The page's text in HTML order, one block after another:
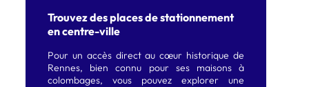
Trouvez des places de stationnement
en centre-ville
Pour un accès direct au cœur historique de
Rennes, bien connu pour ses maisons à
colombages, vous pouvez explorer une